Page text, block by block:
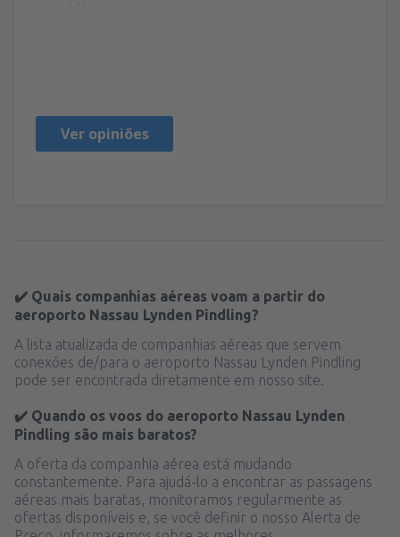
Ver opiniões
✔️ Quais companhias aéreas voam a partir do
aeroporto Nassau Lynden Pindling?
A lista atualizada de companhias aéreas que servem
conexões de/para o aeroporto Nassau Lynden Pindling
pode ser encontrada diretamente em nosso site.
✔️ Quando os voos do aeroporto Nassau Lynden
Pindling são mais baratos?
A oferta da companhia aérea está mudando
constantemente. Para ajudá-lo a encontrar as passagens
aéreas mais baratas, monitoramos regularmente as
ofertas disponíveis e, se você definir o nosso Alerta de